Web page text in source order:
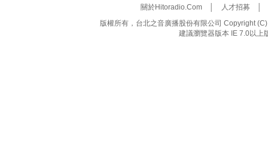
關於Hitoradio.Com│ 人才招募
版權所有，台北之音廣播股份有限公司 Copyright
建議瀏覽器版本 IE 7.0以上